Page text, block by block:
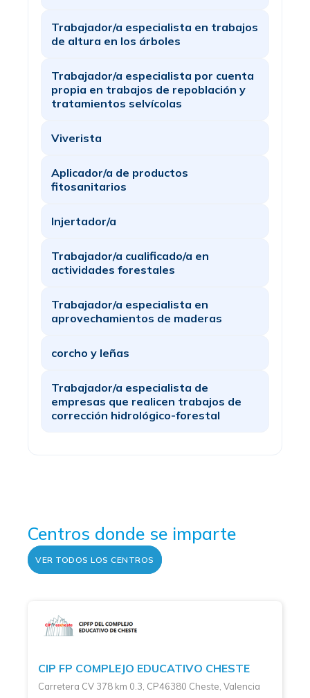
Trabajador/a especialista en trabajos
de altura en los árboles
Trabajador/a especialista por cuenta
propia en trabajos de repoblación y
tratamientos selvícolas
Viverista
Aplicador/a de productos
fitosanitarios
Injertador/a
Trabajador/a cualificado/a en
actividades forestales
Trabajador/a especialista en
aprovechamientos de maderas
corcho y leñas
Trabajador/a especialista de
empresas que realicen trabajos de
corrección hidrológico-forestal
Centros donde se imparte
VER TODOS LOS CENTROS
CIP FP COMPLEJO EDUCATIVO CHESTE
Carretera CV 378 km 0.3, CP46380 Cheste, Valencia